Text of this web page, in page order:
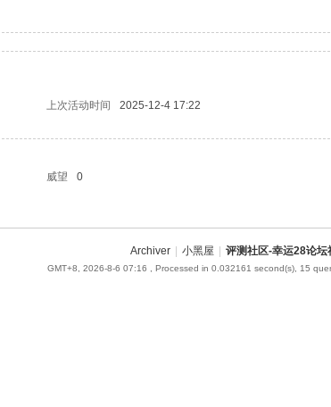
上次活动时间
2025-12-4 17:22
威望
0
Archiver 小黑屋 评测社区-幸运28论坛
GMT+8, 2026-8-6 07:16 , Processed in 0.032161 second(s), 15